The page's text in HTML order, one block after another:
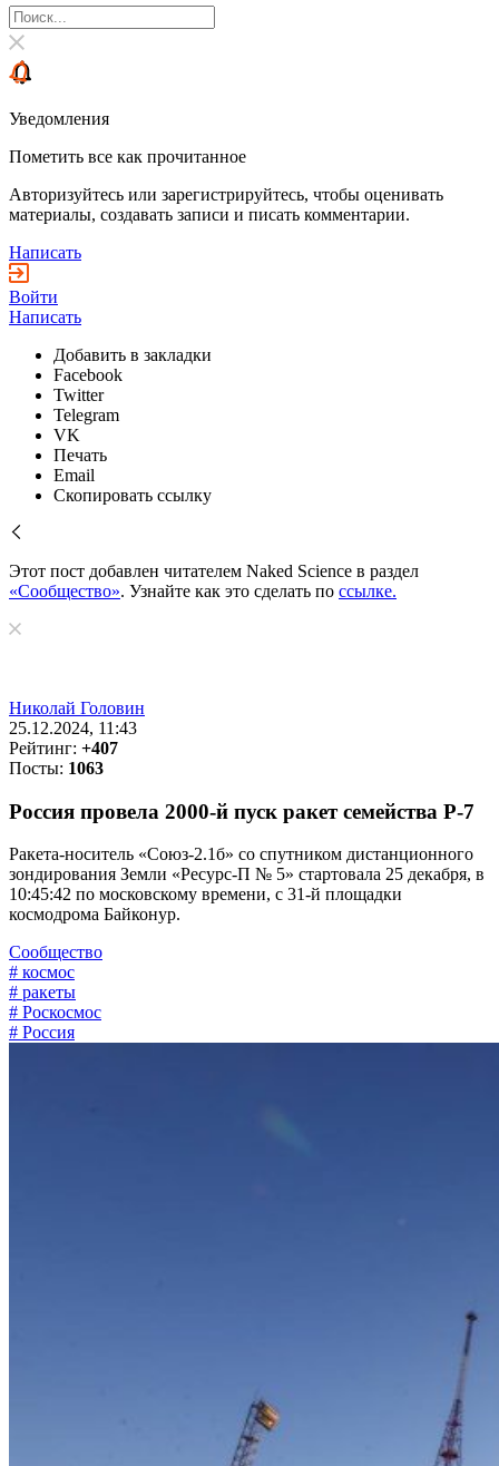
Уведомления
Пометить все как прочитанное
Авторизуйтесь или зарегистрируйтесь, чтобы оценивать
материалы, создавать записи и писать комментарии.
Написать
Войти
Написать
Добавить в закладки
Facebook
Twitter
Telegram
VK
Печать
Email
Скопировать ссылку
Этот пост добавлен читателем Naked Science в раздел
«Сообщество». Узнайте как это сделать по ссылке.
Николай Головин
25.12.2024, 11:43
Рейтинг: +407
Посты: 1063
Россия провела 2000-й пуск ракет семейства Р-7
Ракета-носитель «Союз-2.1б» со спутником дистанционного
зондирования Земли «Ресурс-П № 5» стартовала 25 декабря, в
10:45:42 по московскому времени, с 31-й площадки
космодрома Байконур.
Сообщество
# космос
# ракеты
# Роскосмос
# Россия